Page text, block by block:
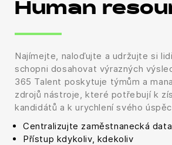
Human
Najímejte, naloďujte a udržujte si
schopni dosahovat výrazných
365 Talent poskytuje týmům a
zdrojů nástroje, které potřebují k
kandidátů a k urychlení svého
Centralizujte zaměstnanecká data
Přístup kdykoliv, kdekoliv